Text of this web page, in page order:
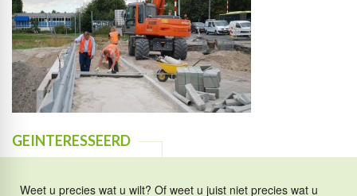
GEINTERESSEERD
Weet u precies wat u wilt? Of weet u juist niet precies wat u